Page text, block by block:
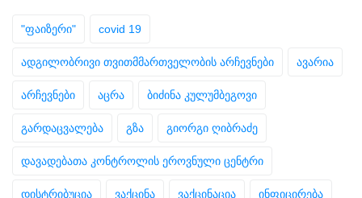
"ფაიზერი" covid 19
ადგილობრივი თვითმმართველობის არჩევნები ავარია
არჩევნები აცრა ბიძინა კულუმბეგოვი
გარდაცვალება გზა გიორგი ღიბრაძე
დავადებათა კონტროლის ეროვნული ცენტრი
დისტრიბუცია ვაქცინა ვაქცინაცია ინფიცირება